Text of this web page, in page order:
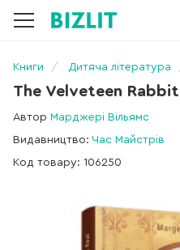
Книги Дитяча література
The Velveteen Rabbit
Автор Марджері Вільямс
Видавництво: Час Майстрів
Код товару: 106250